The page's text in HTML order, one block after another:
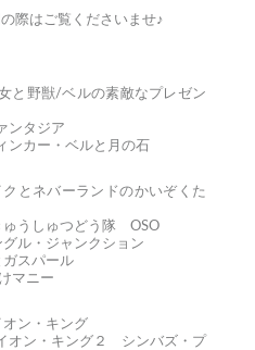
際はご覧くださいませ♪
野獣/ベルの素敵なプレゼン
ンタジア
カー・ベルと月の石
とネバーランドのかいぞくた
うしゅつどう隊 OSO
ル・ジャンクション
スパール
マニー
ン・キング
オン・キング２ シンバズ・プ